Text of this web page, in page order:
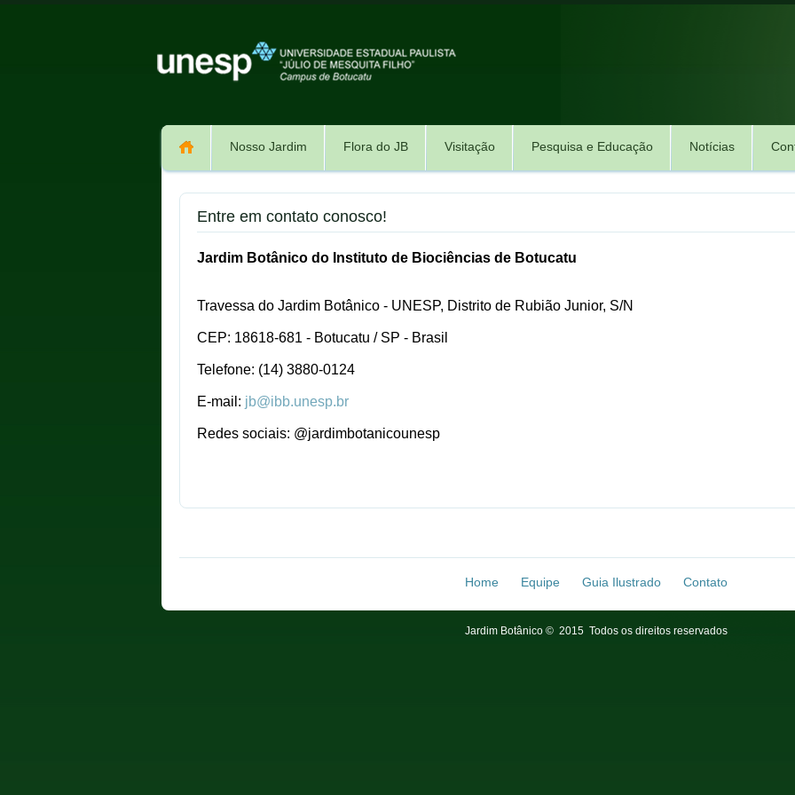
Nosso Jardim Flora do JB Visitação Pesquisa e Educação Notícias
Entre em contato conosco!
Jardim Botânico do Instituto de Biociências de Botucatu
Travessa do Jardim Botânico - UNESP, Distrito de Rubião Junior, S/N
CEP: 18618-681 - Botucatu / SP - Brasil
Telefone: (14) 3880-0124
E-mail: jb@ibb.unesp.br
Redes sociais: @jardimbotanicounesp
Home Equipe Guia Ilustrado Contato
Jardim Botânico © 2015 Todos os direitos reservados